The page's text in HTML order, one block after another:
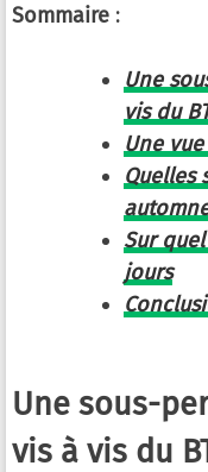
Sommaire :
Une
vis du
Une
Quelles
Sur
jours
Une sous-
vis à vis du